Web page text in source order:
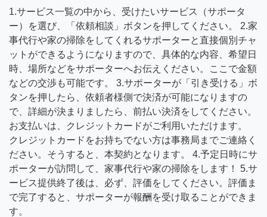
1.サービス一覧の中から、受けたいサービス（サポータ
ー）を選び、「依頼相談」ボタンを押してください。 2.家
事代行や家の掃除をしてくれるサポーターと直接個別チャ
ットができるようになりますので、具体的な内容、希望日
時、場所などをサポーターへお伝えください。ここで金額
などの交渉も可能です。 3.サポーターが「引き受ける」ボ
タンを押したら、依頼者様側で決済が可能になりますの
で、詳細が決まりましたら、前払い決済をしてください。
お支払いは、クレジットカードがご利用いただけます。
クレジットカードをお持ちでない方は事務局までご連絡く
ださい。そうすると、本契約となります。 4.予定日時にサ
ポーターが訪問して、家事代行や家の掃除をします！ 5.サ
ービス提供終了後は、必ず、評価をしてください。評価ま
で完了すると、サポーターが報酬を受け取ることができま
す。